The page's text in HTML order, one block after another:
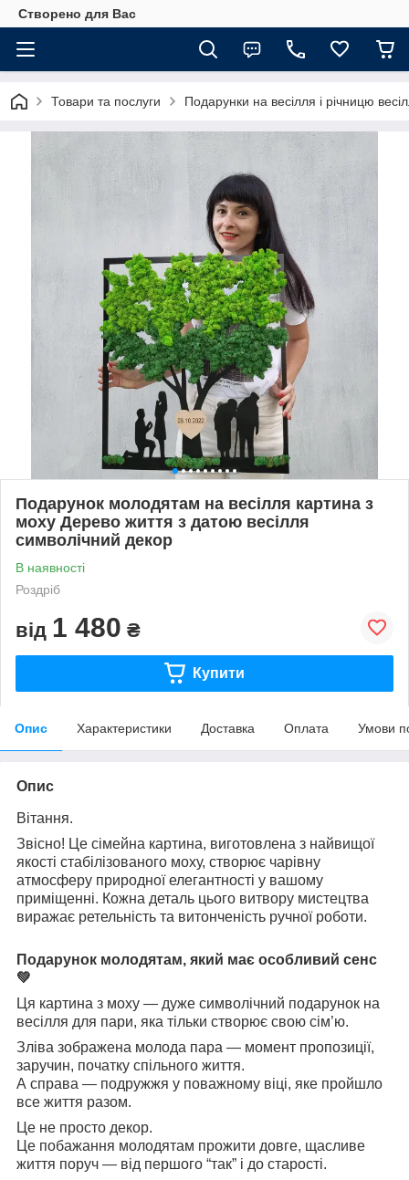
Створено для Вас
Товари та послуги Подарунки на весілля і річницю
Подарунок молодятам на весілля картина з
моху Дерево життя з датою весілля
символічний декор
В наявності
Роздріб
від 1 480 ₴
Купити
Опис Характеристики Доставка Оплата Умови
Опис
Вітання.
Звісно! Це сімейна картина, виготовлена з найвищої
якості стабілізованого моху, створює чарівну
атмосферу природної елегантності у вашому
приміщенні. Кожна деталь цього витвору мистецтва
виражає ретельність та витонченість ручної роботи.
Подарунок молодятам, який має особливий сенс
💚
Ця картина з моху — дуже символічний подарунок на
весілля для пари, яка тільки створює свою сім’ю.
Зліва зображена молода пара — момент пропозиції,
заручин, початку спільного життя.
А справа — подружжя у поважному віці, яке пройшло
все життя разом.
Це не просто декор.
Це побажання молодятам прожити довге, щасливе
життя поруч — від першого “так” і до старості.